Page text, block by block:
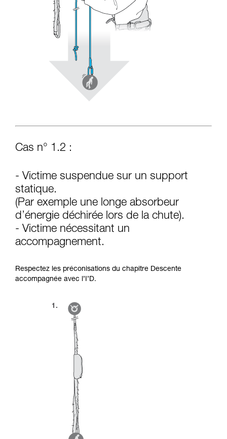
Cas n° 1.2 :
- Victime suspendue sur un support
statique.
(Par exemple une longe absorbeur
d’énergie déchirée lors de la chute).
- Victime nécessitant un
accompagnement.
Respectez les préconisations du chapitre Descente
accompagnée avec l’I’D.